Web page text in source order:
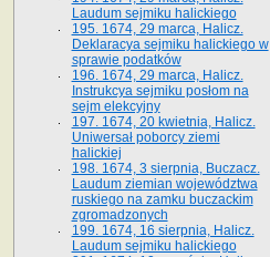
Laudum sejmiku halickiego
195. 1674, 29 marca, Halicz.
Deklaracya sejmiku halickiego w
sprawie podatków
196. 1674, 29 marca, Halicz.
Instrukcya sejmiku posłom na
sejm elekcyjny
197. 1674, 20 kwietnia, Halicz.
Uniwersał poborcy ziemi
halickiej
198. 1674, 3 sierpnia, Buczacz.
Laudum ziemian województwa
ruskiego na zamku buczackim
zgromadzonych
199. 1674, 16 sierpnia, Halicz.
Laudum sejmiku halickiego